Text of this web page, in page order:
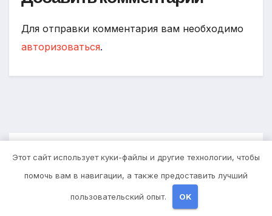
Для отправки комментария вам необходимо
авторизоваться.
You missed
Этот сайт использует куки-файлы и другие технологии, чтобы
помочь вам в навигации, а также предоставить лучший
пользовательский опыт. OK